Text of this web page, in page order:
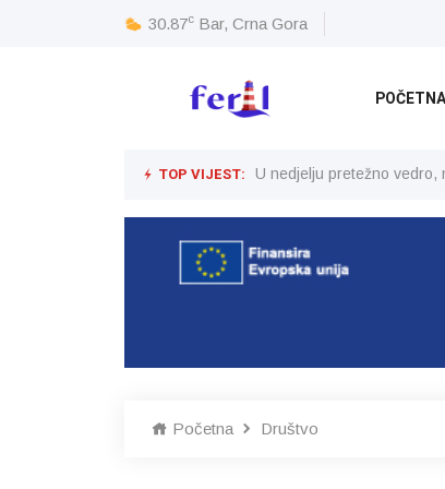
30.87c Bar, Crna Gora
POČETNA
TOP VIJEST: U nedjelju pretežno vedro,
Početna Društvo